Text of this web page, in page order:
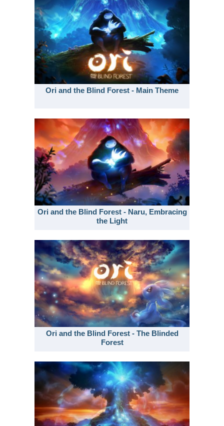
Ori and the Blind Forest - Main Theme
Ori and the Blind Forest - Naru, Embracing
the Light
Ori and the Blind Forest - The Blinded
Forest